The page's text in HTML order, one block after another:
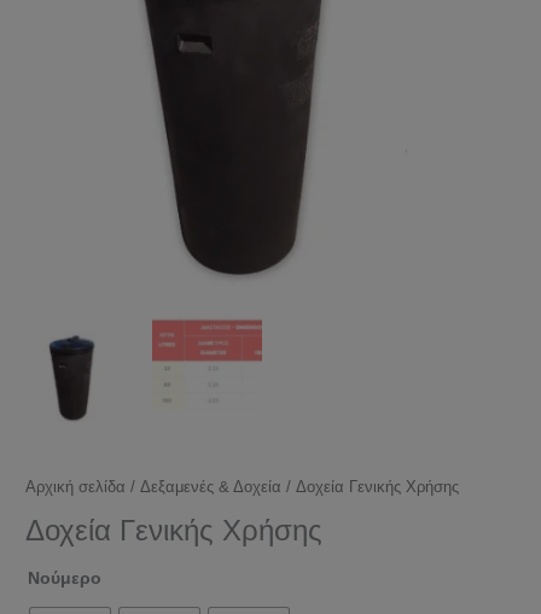
Αρχική σελίδα /Δεξαμενές & Δοχεία / Δοχεία Γενικής Χρήσης
Δοχεία Γενικής Χρήσης
Νούμερο